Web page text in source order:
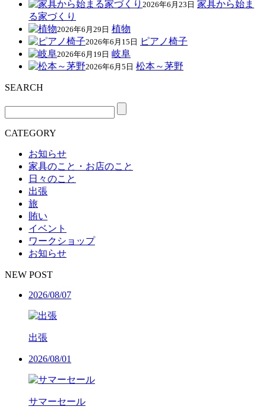
2026年6月23日 家具から始ま
る家づくり
2026年6月29日 植物
2026年6月15日 ピアノ椅子
2026年6月19日 岐阜
2026年6月5日 松本～茅野
SEARCH
CATEGORY
お知らせ
家具のこと・お店のこと
日々のこと
出張
旅
賄い
イベント
ワークショップ
お知らせ
NEW POST
2026/08/07
出張
2026/08/01
サマーセール